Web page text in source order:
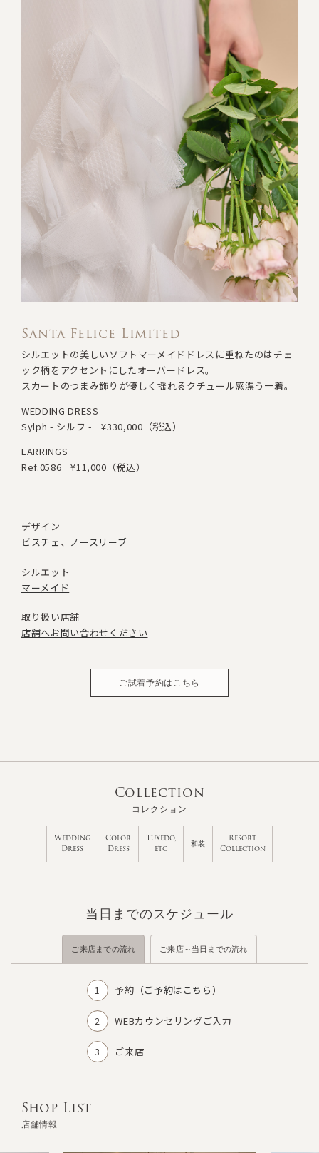
Santa Felice Limited
シルエットの美しいソフトマーメイドドレスに重ねたのはチェ
ック柄をアクセントにしたオーバードレス。
スカートのつまみ飾りが優しく揺れるクチュール感漂う一着。
WEDDING DRESS
Sylph - シルフ -
¥330,000（税込）
EARRINGS
Ref.0586
¥11,000（税込）
デザイン
ビスチェ
ノースリーブ
シルエット
マーメイド
取り扱い店舗
店舗へお問い合わせください
ご試着予約はこちら
Collection
コレクション
Wedding
Dress
Color
Dress
Tuxedo,
etc
和装
Resort
Collection
当日までのスケジュール
ご来店までの流れ ご来店～当日までの流れ
予約（ご予約はこちら）
WEBカウンセリングご入力
ご来店
Shop List
店舗情報